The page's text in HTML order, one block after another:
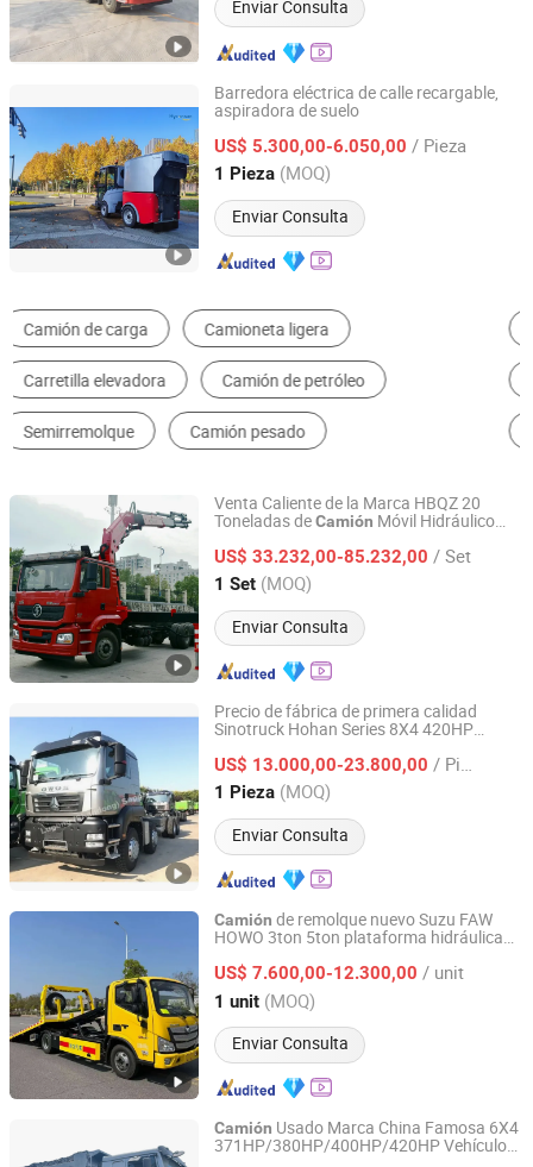
Enviar Consulta
Barredora eléctrica de calle recargable,
aspiradora de suelo
US$ 5.300,00-6.050,00 / Pieza
1 Pieza (MOQ)
Enviar Consulta
Ningbo Hyronsun Imp. & Exp. Co., Ltd.
Zhejiang, China Desde 2022
Camión de Descarga Montacargas
Camión de Tractor Camión Cisterna
Camión de Basura
Venta Caliente de la Marca HBQZ 20
Toneladas deCamión Móvil Hidráulico
US$ 33.232,00-85.232,00 / Set
1 Set (MOQ)
Enviar Consulta
Hubei Best Crane Co., Ltd.
Hubei, China Desde 2013
Precio de fábrica de primera calidad
Sinotruck Hohan Series 8X4 420HP
ampliamente utilizada en África
US$ 13.000,00-23.800,00 / Pieza
1 Pieza (MOQ)
Enviar Consulta
Lupeng (Shandong) Supply Chain Co., Ltd.
Shandong, China Desde 2024
Camión de remolque nuevo Suzu FAW
HOWO 3ton 5ton plataforma hidráulica
fábrica del cuerpo superior
US$ 7.600,00-12.300,00 / unit
1 unit (MOQ)
Enviar Consulta
Chengli Emergency Equipment Manufacturing Co., Ltd
Hubei, China Desde 2025
Camión Usado Marca China Famosa 6X4
371HP/380HP/400HP/420HP Vehículo
Hica Vehicles (Shandong) Co., Ltd.